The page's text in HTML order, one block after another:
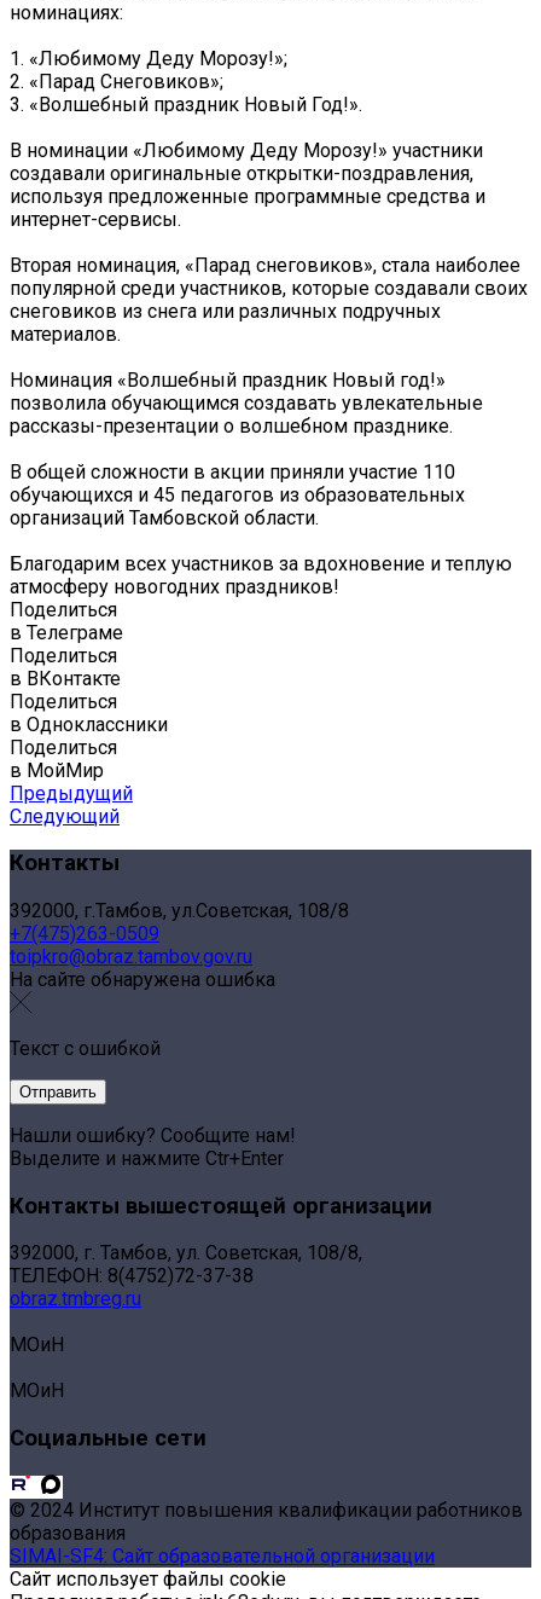
номинациях:
1. «Любимому Деду Морозу!»;
2. «Парад Снеговиков»;
3. «Волшебный праздник Новый Год!».
В номинации «Любимому Деду Морозу!» участники
создавали оригинальные открытки-поздравления,
используя предложенные программные средства и
интернет-сервисы.
Вторая номинация, «Парад снеговиков», стала наиболее
популярной среди участников, которые создавали своих
снеговиков из снега или различных подручных
материалов.
Номинация «Волшебный праздник Новый год!»
позволила обучающимся создавать увлекательные
рассказы-презентации о волшебном празднике.
В общей сложности в акции приняли участие 110
обучающихся и 45 педагогов из образовательных
организаций Тамбовской области.
Благодарим всех участников за вдохновение и теплую
атмосферу новогодних праздников!
Поделиться
в Телеграме
Поделиться
в ВКонтакте
Поделиться
в Одноклассники
Поделиться
в МойМир
Предыдущий
Следующий
Контакты
392000, г.Тамбов, ул.Советская, 108/8
+7(475)263-0509
toipkro@obraz.tambov.gov.ru
На сайте обнаружена ошибка
Текст с ошибкой
Нашли ошибку? Сообщите нам!
Выделите и нажмите Ctr+Enter
Контакты вышестоящей организации
392000, г. Тамбов, ул. Советская, 108/8,
ТЕЛЕФОН: 8(4752)72-37-38
obraz.tmbreg.ru
МОиН
МОиН
Социальные сети
© 2024 Институт повышения квалификации работников
образования
SIMAI-SF4: Сайт образовательной организации
Сайт использует файлы cookie